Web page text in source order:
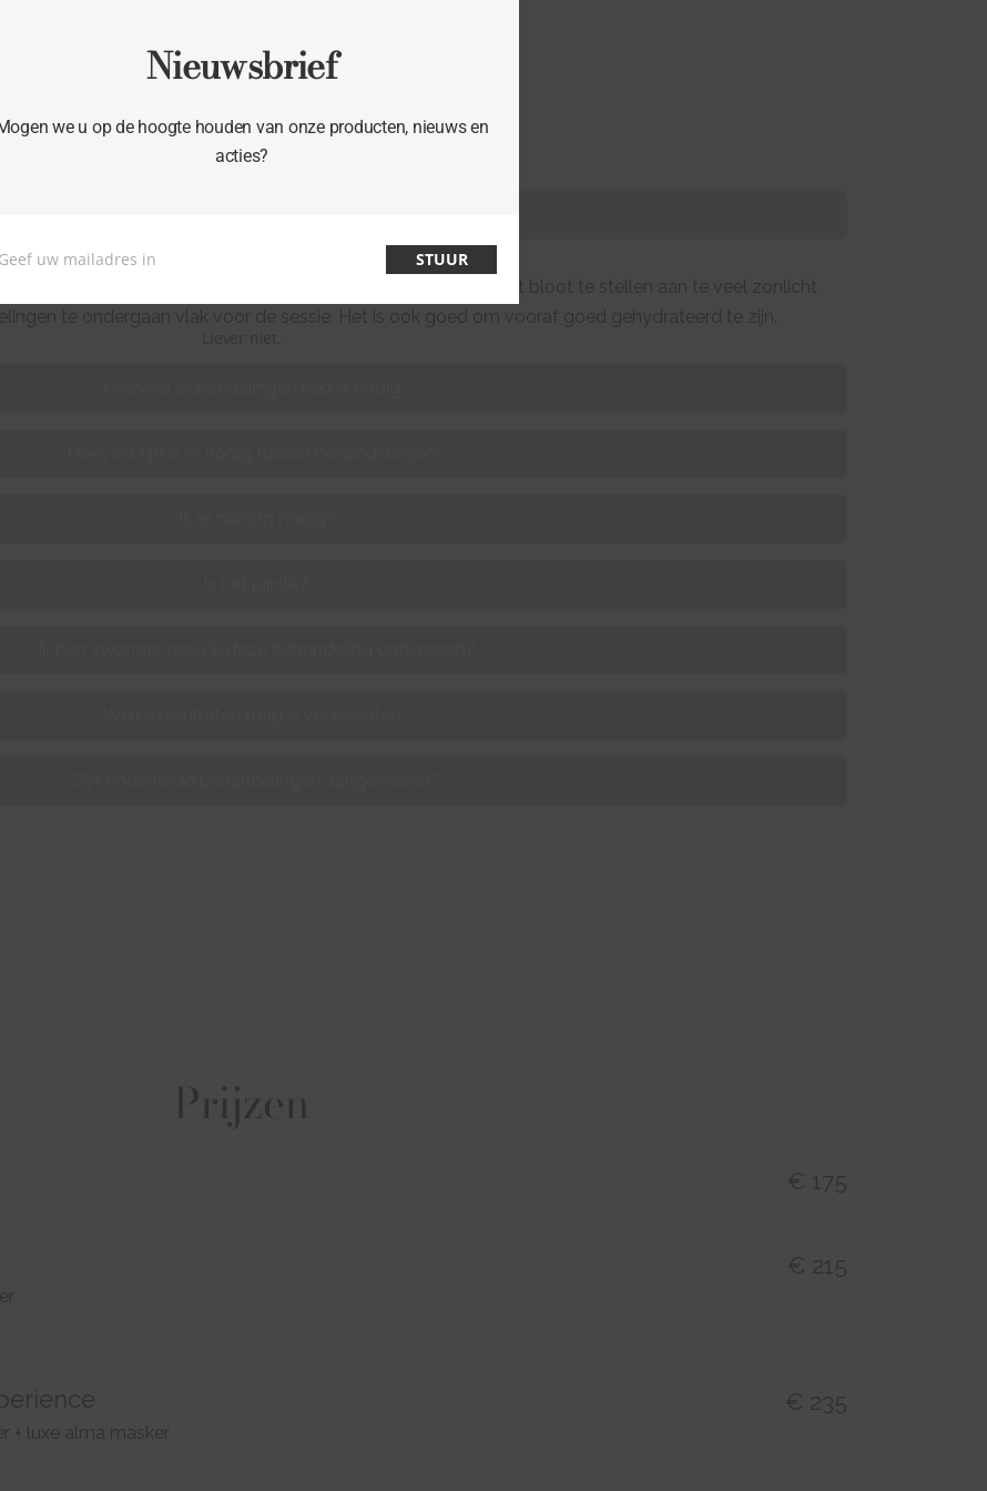
Veelgestelde vragen
voorbereiding nodig. Het is aanbevolen om de huid niet bloot te stellen aan te veel zonlicht
te ondergaan vlak voor de sessie. Het is ook goed om vooraf goed gehydrateerd te zijn.
Prijzen
€ 175
€ 215
+ luxe alma masker
€ 235
Nieuwsbrief
we u op de hoogte houden van onze producten, nieuws en
acties?
Geef uw mailadres in STUUR